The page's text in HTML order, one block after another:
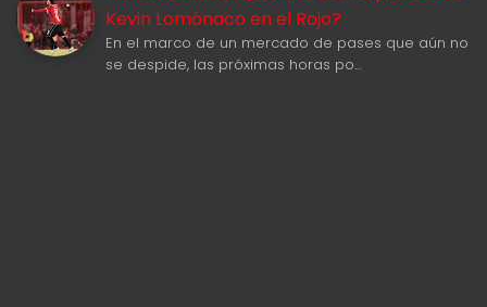
Kevin Lomónaco en el Rojo?
En el marco de un mercado de pases que aún no
se despide, las próximas horas po…